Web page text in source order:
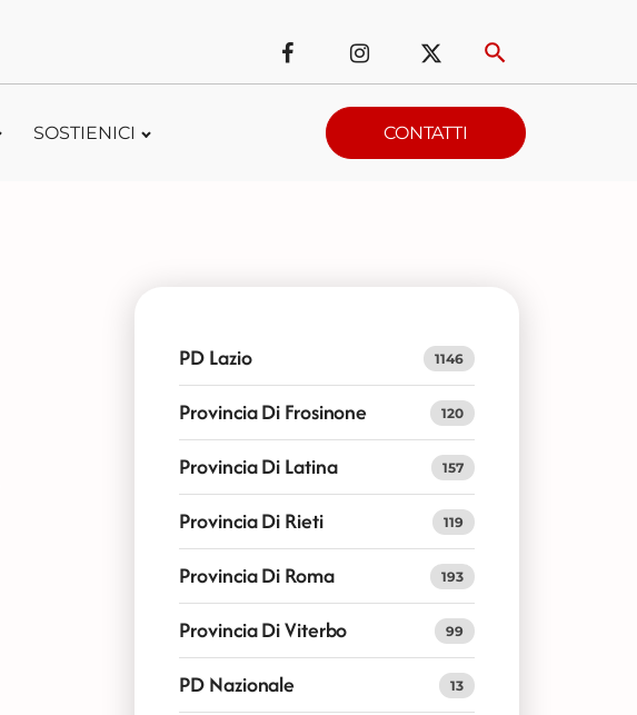
SOSTIENICI CONTATTI
PD Lazio 1146
Provincia Di Frosinone 120
Provincia Di Latina 157
Provincia Di Rieti 119
Provincia Di Roma 193
Provincia Di Viterbo 99
PD Nazionale 13